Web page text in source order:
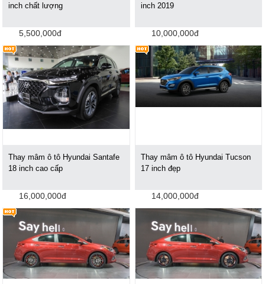
inch chất lượng
5,500,000đ
inch 2019
10,000,000đ
Thay mâm ô tô Hyundai Santafe
18 inch cao cấp
16,000,000đ
Thay mâm ô tô Hyundai Tucson
17 inch đẹp
14,000,000đ